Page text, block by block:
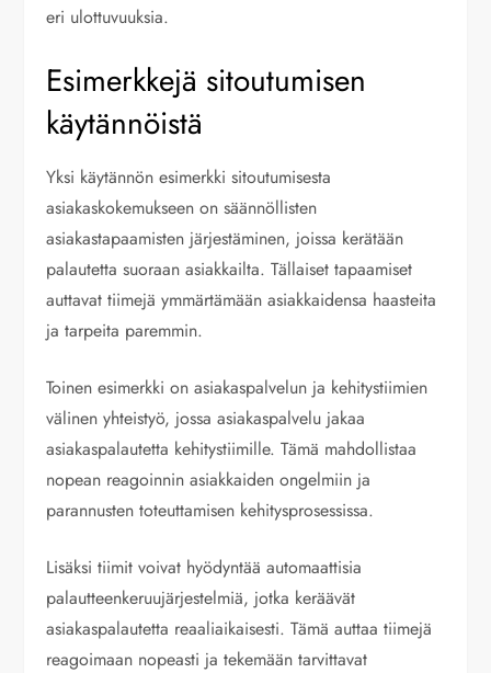
eri ulottuvuuksia.
Esimerkkejä sitoutumisen
käytännöistä
Yksi käytännön esimerkki sitoutumisesta
asiakaskokemukseen on säännöllisten
asiakastapaamisten järjestäminen, joissa kerätään
palautetta suoraan asiakkailta. Tällaiset tapaamiset
auttavat tiimejä ymmärtämään asiakkaidensa haasteita
ja tarpeita paremmin.
Toinen esimerkki on asiakaspalvelun ja kehitystiimien
välinen yhteistyö, jossa asiakaspalvelu jakaa
asiakaspalautetta kehitystiimille. Tämä mahdollistaa
nopean reagoinnin asiakkaiden ongelmiin ja
parannusten toteuttamisen kehitysprosessissa.
Lisäksi tiimit voivat hyödyntää automaattisia
palautteenkeruujärjestelmiä, jotka keräävät
asiakaspalautetta reaaliaikaisesti. Tämä auttaa tiimejä
reagoimaan nopeasti ja tekemään tarvittavat